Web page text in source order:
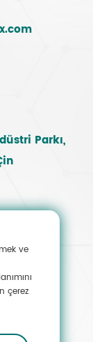
Parkı,
ve
çerez